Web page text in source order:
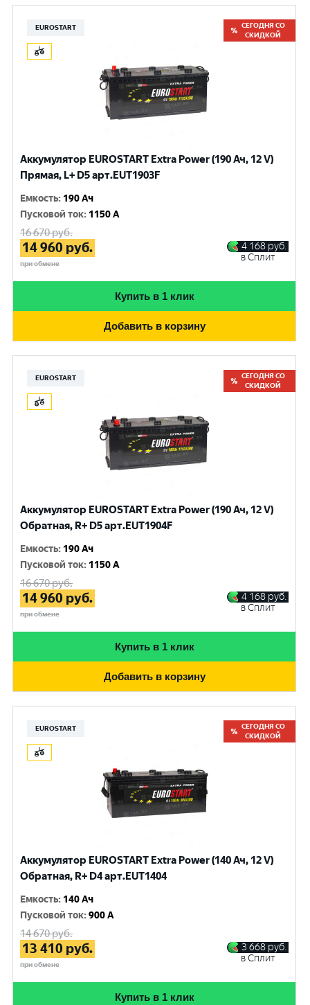
EUROSTART
СЕГОДНЯ СО
СКИДКОЙ
Аккумулятор EUROSTART Extra Power (190 Ач, 12 V)
Прямая, L+ D5 арт.EUT1903F
Емкость: 190 Ач
Пусковой ток: 1150 A
16 670руб.
14 960 руб.
при обмене
4 168 руб.
в Сплит
Купить в 1 клик
Добавить в корзину
EUROSTART
СЕГОДНЯ СО
СКИДКОЙ
Аккумулятор EUROSTART Extra Power (190 Ач, 12 V)
Обратная, R+ D5 арт.EUT1904F
Емкость: 190 Ач
Пусковой ток: 1150 A
16 670руб.
14 960 руб.
при обмене
4 168 руб.
в Сплит
Купить в 1 клик
Добавить в корзину
EUROSTART
СЕГОДНЯ СО
СКИДКОЙ
Аккумулятор EUROSTART Extra Power (140 Ач, 12 V)
Обратная, R+ D4 арт.EUT1404
Емкость: 140 Ач
Пусковой ток:900 A
14 670руб.
13 410 руб.
при обмене
3 668 руб.
в Сплит
Купить в 1 клик